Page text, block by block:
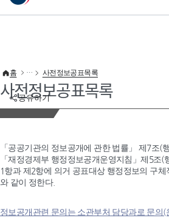
이 누리집은 대한민국 공식 전자정부 누리집입니다.
공유하기
홈 사전정보공표목록
사전정보공표목록
「공공기관의 정보공개에 관한 법률」 제7조(
「재정경제부 행정정보공개운영지침」제5조
1항과 제2항에 의거 공표대상 행정정보의 구체
와 같이 정한다.
정보공개관련 문의는 소관부처 담당과로 문의(